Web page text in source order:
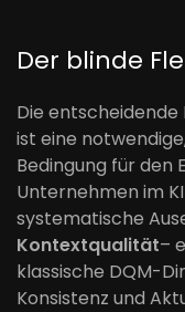
Der blinde
Die
ist eine
Bedingung für
Unternehmen im
systematische
Kontextqualität–
klassische DQM-
Konsistenz und